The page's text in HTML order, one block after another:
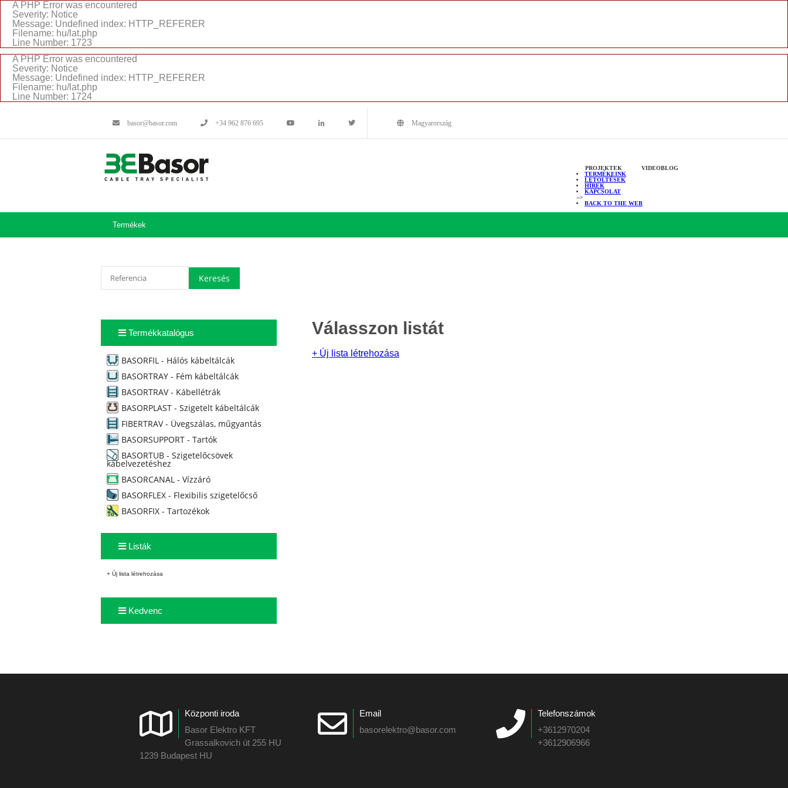
A PHP Error was encountered
Severity: Notice
Message: Undefined index: HTTP_REFERER
Filename: hu/lat.php
Line Number: 1723
A PHP Error was encountered
Severity: Notice
Message: Undefined index: HTTP_REFERER
Filename: hu/lat.php
Line Number: 1724
basor@basor.com +34 962 876 695 Magyarország
PROJEKTEK
VIDEOBLOG
TERMÉKEINK
LETÖLTÉSEK
HÍREK
KAPCSOLAT
-->
BACK TO THE WEB
Termékek
Termékkatalógus
BASORFIL - Hálós kábeltálcák
BASORTRAY - Fém kábeltálcák
BASORTRAV - Kábellétrák
BASORPLAST - Szigetelt kábeltálcák
FIBERTRAV - Üvegszálas, műgyantás
BASORSUPPORT - Tartók
BASORTUB - Szigetelőcsövek
kábelvezetéshez
BASORCANAL - Vízzáró
BASORFLEX - Flexibilis szigetelőcső
BASORFIX - Tartozékok
Listák
+ Új lista létrehozása
Kedvenc
Válasszon listát
+ Új lista létrehozása
Központi iroda
Basor Elektro KFT
Grassalkovich út 255 HU
1239 Budapest HU
Email
basorelektro@basor.com
Telefonszámok
+3612970204
+3612906966